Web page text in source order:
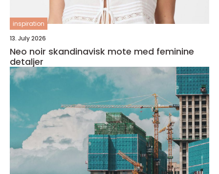
inspiration
13. July 2026
Neo noir skandinavisk mote med feminine
detaljer